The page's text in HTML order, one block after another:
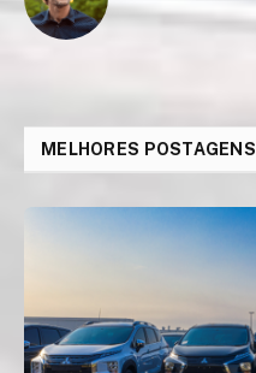
MELHORES POSTAGENS